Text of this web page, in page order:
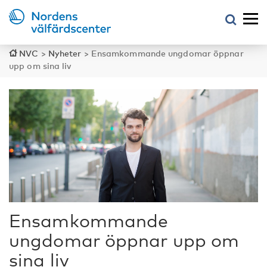
NVC > Nyheter > Ensamkommande ungdomar öppnar
upp om sina liv
Ensamkommande
ungdomar öppnar upp om
sina liv